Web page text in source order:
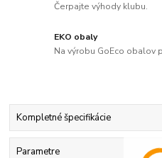
Čerpajte výhody klubu.
EKO obaly
Na výrobu GoEco obalov
Kompletné špecifikácie
Parametre